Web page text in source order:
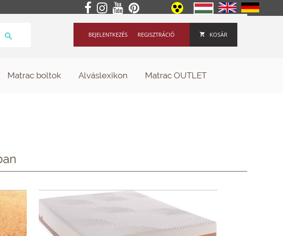
KOSÁR
REGISZTRÁCIÓ
BEJELENTKEZÉS
Matrac boltok Alváslexikon Matrac OUTLET